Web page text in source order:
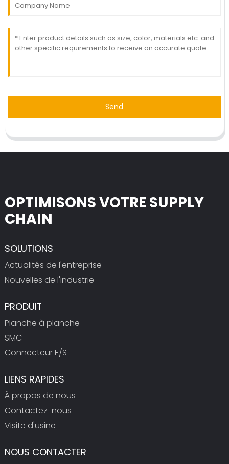
Send
OPTIMISONS VOTRE SUPPLY
CHAIN
SOLUTIONS
Actualités de l'entreprise
Nouvelles de l'industrie
PRODUIT
Planche à planche
SMC
Connecteur E/S
LIENS RAPIDES
À propos de nous
Contactez-nous
Visite d'usine
NOUS CONTACTER